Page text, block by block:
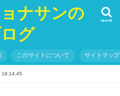
ナサンの
グ
search
このサイトについて サイトマップ
19.14.45